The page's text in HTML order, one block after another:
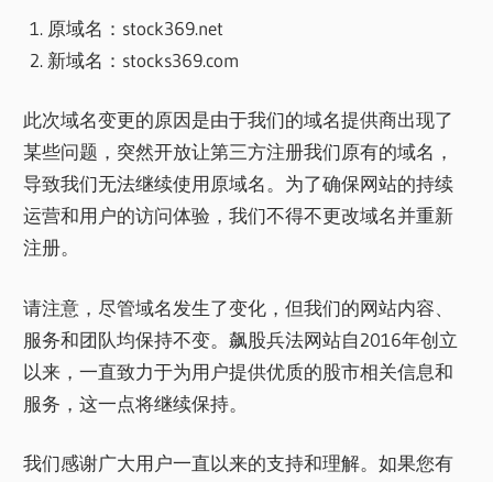
原域名：stock369.net
新域名：stocks369.com
此次域名变更的原因是由于我们的域名提供商出现了
某些问题，突然开放让第三方注册我们原有的域名，
导致我们无法继续使用原域名。为了确保网站的持续
运营和用户的访问体验，我们不得不更改域名并重新
注册。
请注意，尽管域名发生了变化，但我们的网站内容、
服务和团队均保持不变。飙股兵法网站自2016年创立
以来，一直致力于为用户提供优质的股市相关信息和
服务，这一点将继续保持。
我们感谢广大用户一直以来的支持和理解。如果您有